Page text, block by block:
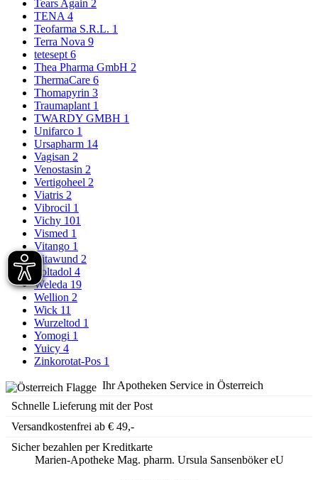
Tears Again 2
TENA 4
Teofarma S.R.L. 1
Terra Nova 9
tetesept 6
Thea Pharma GmbH 2
ThermaCare 6
Thomapyrin 3
Traumaplant 1
TWARDY GMBH 1
Unifarco 1
Ursapharm 14
Vagisan 2
Venostasin 2
Vertigoheel 2
Viatris 2
Vibrocil 1
Vichy 101
Vismed 1
Vitango 1
Vitawund 2
Voltadol 4
Weleda 19
Wellion 2
Wick 11
Wurzeltod 1
Yomogi 1
Yuicy 4
Zinkorotat-Pos 1
Ihr Apotheken Service in Österreich
Schnelle Lieferung mit der Post
Versandkostenfrei ab € 49,-
Sicher bezahlen per Kreditkarte
Marien-Apotheke Mag. pharm. Ursula Sansenböker eU